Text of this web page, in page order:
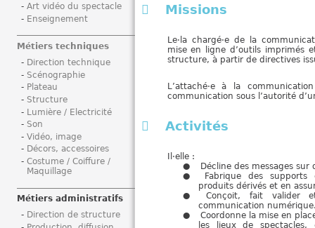
Missions
Le·la chargé·e de la
mise en ligne d’outils imprimés
structure, à partir de directives
L’attaché·e à la
communication sous l’autorité
Activités
Il·elle :
Décline des messages
Fabrique des
produits dérivés et en
Conçoit, fait valider
communication
Coordonne la mise en
les lieux de spectacles,
Art vidéo du spectacle
Enseignement
Métiers techniques
Direction technique
Scénographie
Plateau
Structure
Lumière / Electricité
Son
Vidéo, image
Décors, accessoires
Costume / Coiffure /
Maquillage
Métiers administratifs
Direction de structure